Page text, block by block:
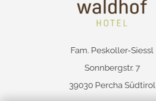
Fam. Peskoller-Siessl
Sonnbergstr. 7
39030 Percha Südtirol